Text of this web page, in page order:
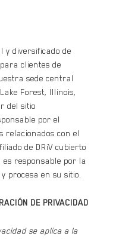
y diversificado de
clientes de
sede central
Forest, Illinois,
del sitio
por el
relacionados con el
de DRiV cubierto
responsable por la
procesa en su sitio.
DE PRIVACIDAD
se aplica a la